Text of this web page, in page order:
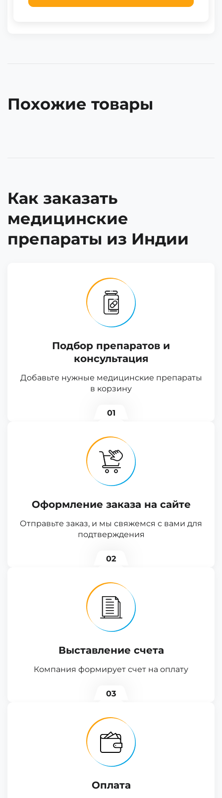
Похожие товары
Как заказать
медицинские
препараты из Индии
Подбор препаратов и
консультация
Добавьте нужные медицинские препараты
в корзину
01
Оформление заказа на сайте
Отправьте заказ, и мы свяжемся с вами для
подтверждения
02
Выставление счета
Компания формирует счет на оплату
03
Оплата